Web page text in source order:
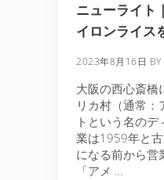
ニューライト
イロンライス
2023年8月16日 BY
大阪の西心斎橋
リカ村（通常：
トという名の
業は1959年と
になる前から営
「アメ …